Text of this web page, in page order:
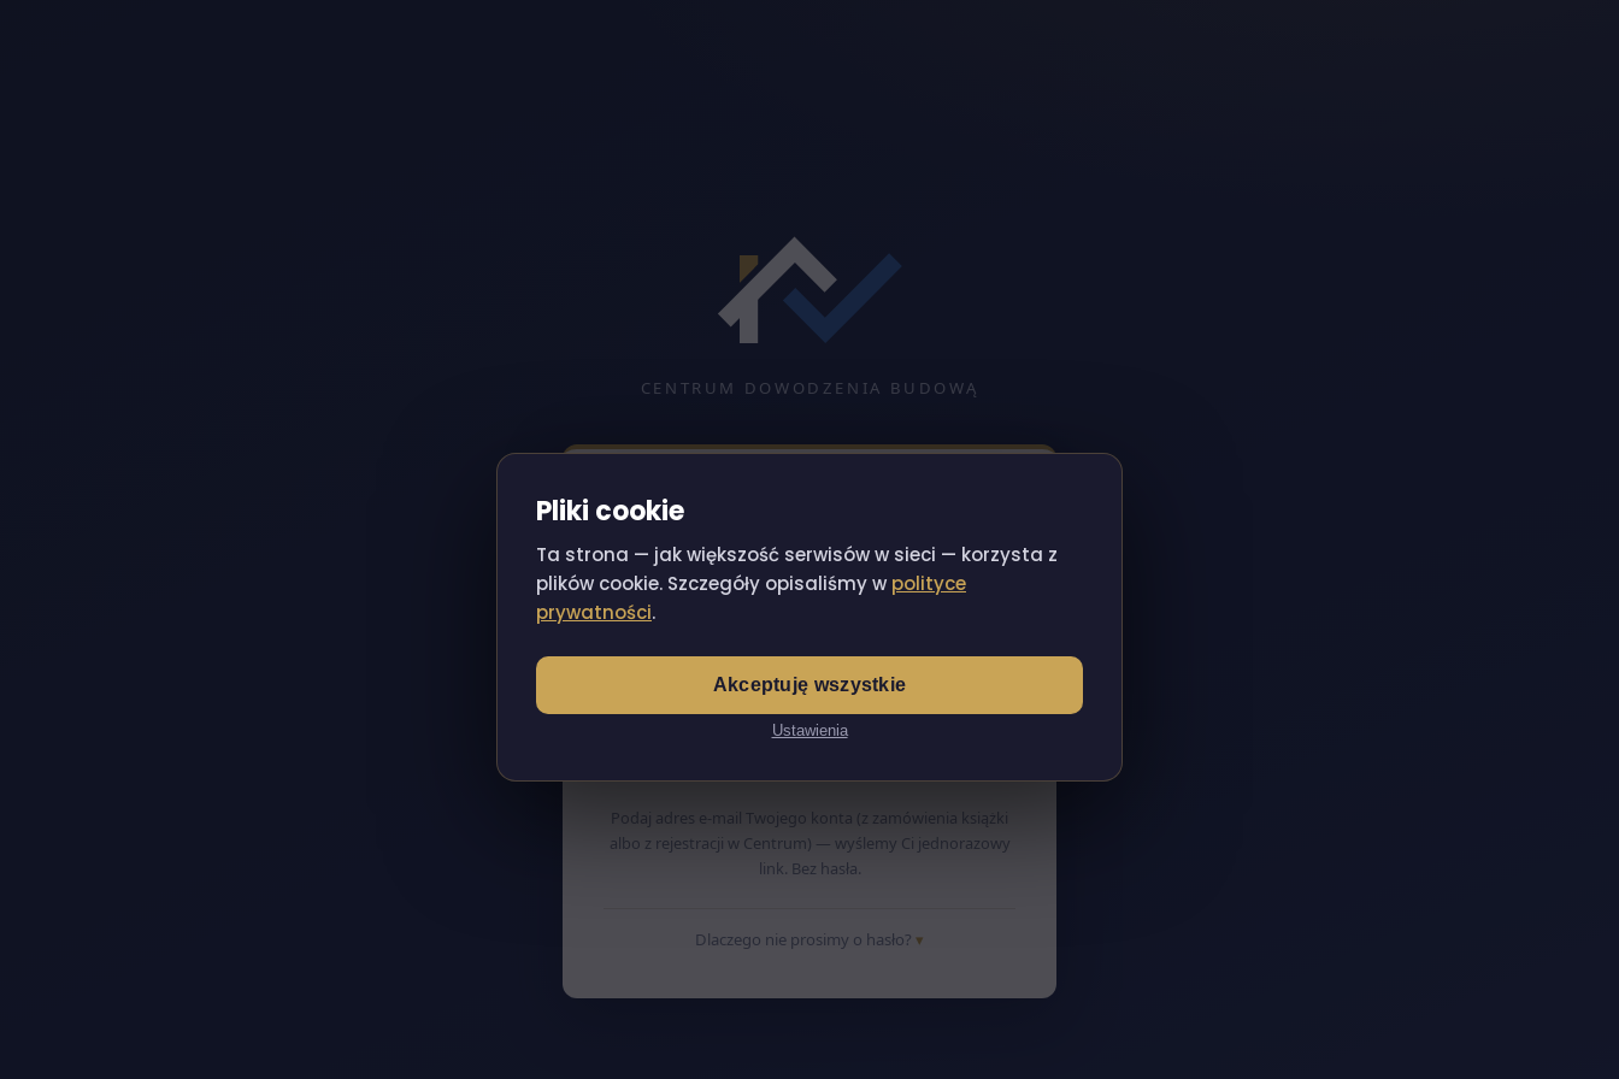
CENTRUM DOWODZENIA BUDOWĄ
Centrum Dowodzenia Budową — moduł budowy,
materiały do książki „Od marzenia do
Podaj adres e-mail Twojego konta (z zamówienia książki
albo z rejestracji w Centrum) — wyślemy Ci jednorazowy
link. Bez hasła.
Dlaczego nie prosimy o hasło?
Pliki cookie
Ta strona — jak większość serwisów w sieci — korzysta z
plików cookie. Szczegóły opisaliśmy w polityce
prywatności.
Akceptuję wszystkie
Ustawienia